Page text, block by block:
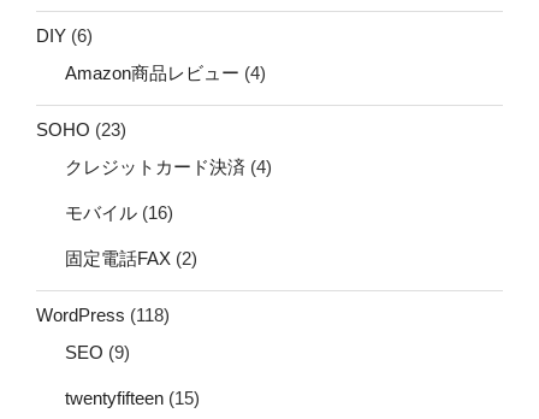
DIY (6)
Amazon商品レビュー (4)
SOHO (23)
クレジットカード決済 (4)
モバイル (16)
固定電話FAX (2)
WordPress (118)
SEO (9)
twentyfifteen (15)